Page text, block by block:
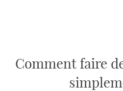
Comment faire